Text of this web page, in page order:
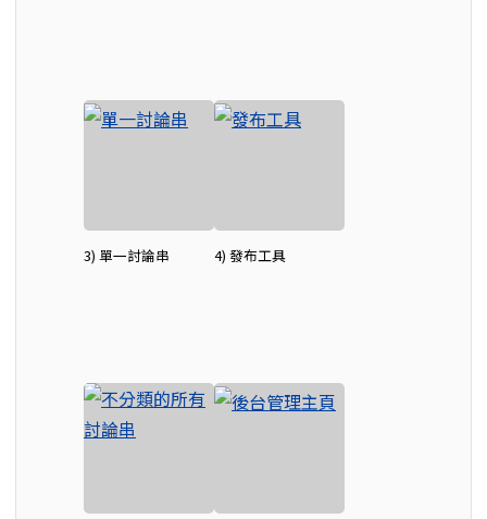
3) 單一討論串 4) 發布工具